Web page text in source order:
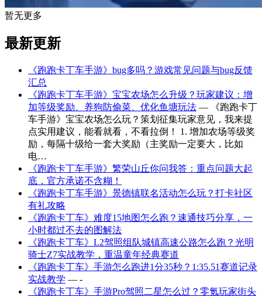
暂无更多
最新更新
《跑跑卡丁车手游》bug多吗？游戏常见问题与bug反馈
汇总
《跑跑卡丁车手游》宝宝农场怎么升级？玩家建议：增
加等级奖励、养狗防偷菜、优化鱼塘玩法 — 《跑跑卡丁
车手游》宝宝农场怎么玩？策划征集玩家意见，我来提
点实用建议，能看就看，不看拉倒！ 1. 增加农场等级奖
励，每隔十级给一套大奖励（主奖励一定要大，比如
电…
《跑跑卡丁车手游》繁荣山丘你问我答：重点问题大起
底，官方承诺不含糊！
《跑跑卡丁车手游》景德镇联名活动怎么玩？打卡社区
有礼攻略
《跑跑卡丁车》难度15地图怎么跑？速通技巧分享，一
小时都过不去的图解法
《跑跑卡丁车》L2驾照组队城镇高速公路怎么跑？光明
骑士Z7实战教学，重温童年经典赛道
《跑跑卡丁车》手游怎么跑进1分35秒？1:35.51赛道记录
实战教学 — -
《跑跑卡丁车》手游Pro驾照二星怎么过？零氪玩家街头